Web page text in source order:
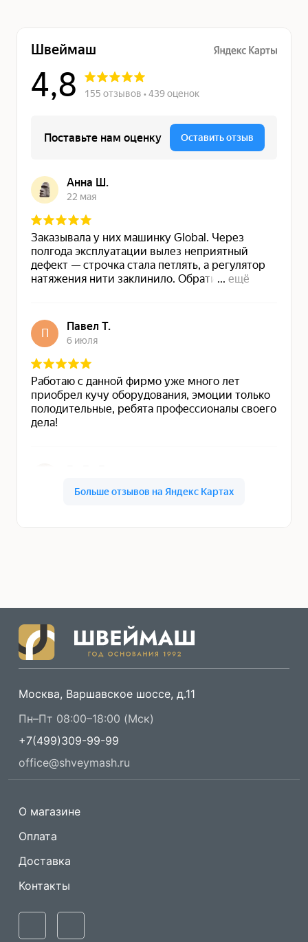
Москва, Варшавское шоссе, д.11
Пн–Пт 08:00–18:00 (Мск)
+7(499)309-99-99
office@shveymash.ru
О магазине
Оплата
Доставка
Контакты